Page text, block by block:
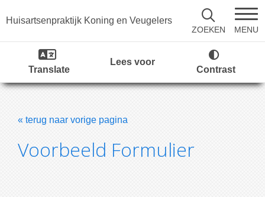
Huisartsenpraktijk Koning en Veugelers
ZOEKEN MENU
Translate
Lees voor
Contrast
« terug naar vorige pagina
Voorbeeld Formulier